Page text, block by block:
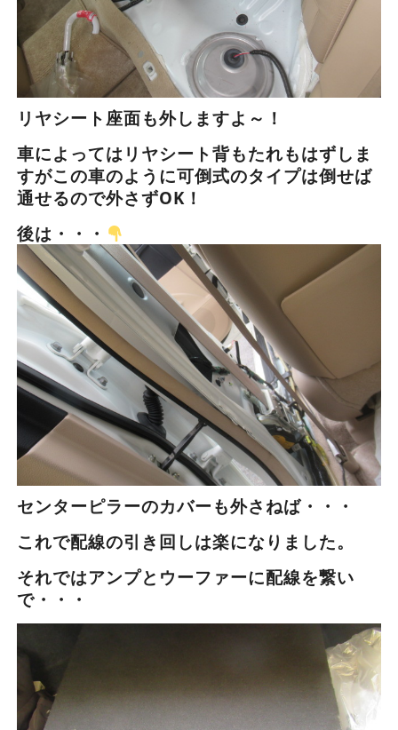
リヤシート座面も外しますよ～！
車によってはリヤシート背もたれもはずしま
すがこの車のように可倒式のタイプは倒せば
通せるので外さずOK！
後は・・・
センターピラーのカバーも外さねば・・・
これで配線の引き回しは楽になりました。
それではアンプとウーファーに配線を繋い
で・・・